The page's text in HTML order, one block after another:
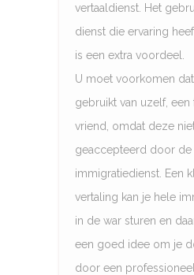
vertaaldienst. Het
dienst die ervaring
is een extra voordeel.
U moet voorkomen
gebruikt van uzelf,
vriend, omdat deze
geaccepteerd door de
immigratiedienst. Een
vertaling kan je hele
in de war sturen en
een goed idee om je
door een